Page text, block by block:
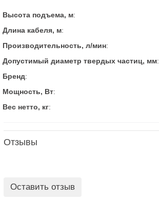
Высота подъема, м:
Длина кабеля, м:
Производительность, л/мин:
Допустимый диаметр твердых частиц, мм:
Бренд:
Мощность, Вт:
Вес нетто, кг:
Отзывы
Оставить отзыв